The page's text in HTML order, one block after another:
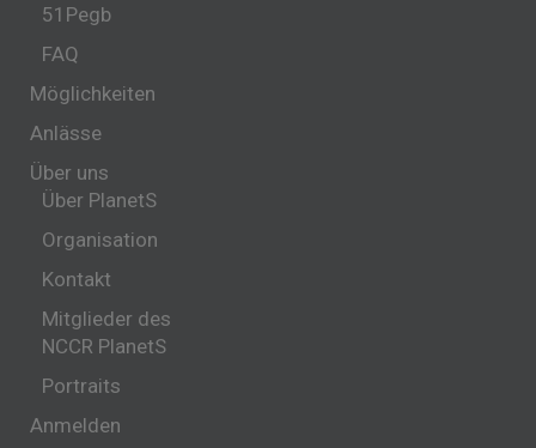
51Pegb
FAQ
Möglichkeiten
Anlässe
Über uns
Über PlanetS
Organisation
Kontakt
Mitglieder des
NCCR PlanetS
Portraits
Anmelden